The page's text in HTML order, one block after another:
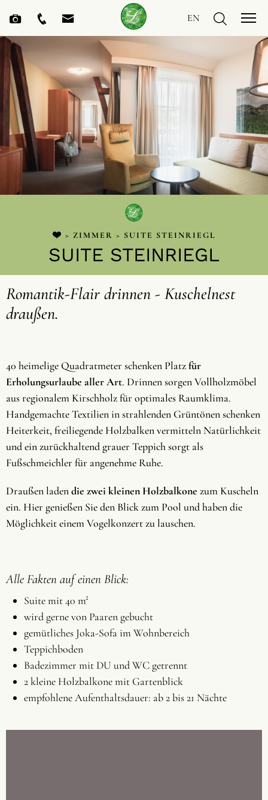
EN
> ZIMMER > SUITE STEINRIEGL
SUITE STEINRIEGL
Romantik-Flair drinnen - Kuschelnest
draußen.
40 heimelige Quadratmeter schenken Platzfür
Erholungsurlaube aller Art. Drinnen sorgen Vollholzmöbel
aus regionalem Kirschholz für optimales Raumklima.
Handgemachte Textilien in strahlenden Grüntönen schenken
Heiterkeit, freiliegende Holzbalken vermitteln Natürlichkeit
und ein zurückhaltend grauer Teppich sorgt als
Fußschmeichler für angenehme Ruhe.
Draußen ladendie zwei kleinen Holzbalkone zum Kuscheln
ein. Hier genießen Sie den Blick zum Pool und haben die
Möglichkeit einem Vogelkonzert zu lauschen.
Alle Fakten auf einen Blick:
Suite mit 40 m²
wird gerne von Paaren gebucht
gemütliches Joka-Sofa im Wohnbereich
Teppichboden
Badezimmer mit DU und WC getrennt
2 kleine Holzbalkone mit Gartenblick
empfohlene Aufenthaltsdauer: ab 2 bis 21 Nächte